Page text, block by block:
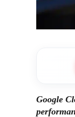
Google